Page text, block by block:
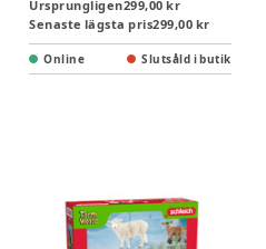
Ursprungligen299,00 kr
Senaste lägsta pris299,00 kr
Online Slutsåld i butik